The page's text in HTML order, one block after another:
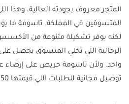
المتجر معروف بجودته العالية، وهذا
المتسوقين في المملكة. تاسومة ما
لكنه يوفر تشكيلة متنوعة من
الرجالية اللي تخلي المتسوق يحصل
واحد. ولأن تاسومة حريص على إرضاء
توصيل مجانية للطلبات اللي قيمتها 350 ريال وأكثر.